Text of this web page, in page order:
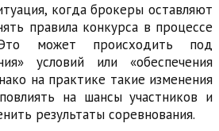
когда брокеры оставляют
правила конкурса в процессе
может происходить под
условий или «обеспечения
на практике такие изменения
на шансы участников и
результаты соревнования.